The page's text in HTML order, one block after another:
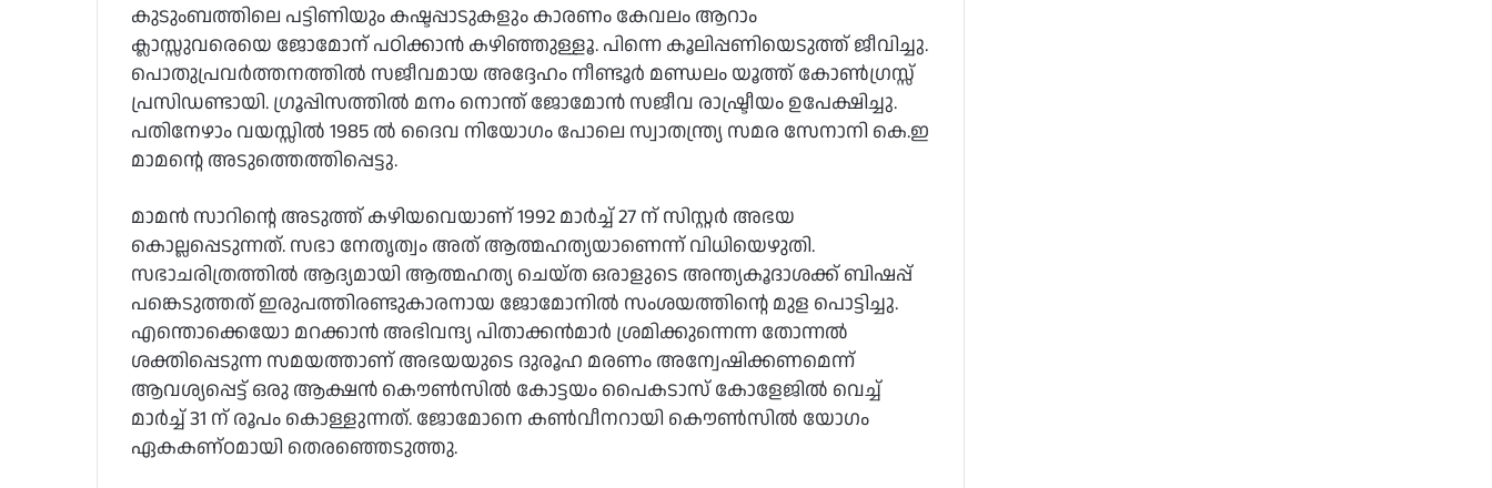
കുടുംബത്തിലെ പട്ടിണിയും കഷ്ടപ്പാടുകളും കാരണം കേവലം ആറാം
ക്ലാസ്സുവരെയെ ജോമോന് പഠിക്കാന്‍ കഴിഞ്ഞുള്ളൂ. പിന്നെ കൂലിപ്പണിയെടുത്ത് ജീവിച്ചു.
പൊതുപ്രവര്‍ത്തനത്തില്‍ സജീവമായ അദ്ദേഹം നീണ്ടൂര്‍ മണ്ഡലം യൂത്ത് കോണ്‍ഗ്രസ്സ്
പ്രസിഡണ്ടായി. ഗ്രൂപ്പിസത്തില്‍ മനം നൊന്ത് ജോമോന്‍ സജീവ രാഷ്ട്രീയം ഉപേക്ഷിച്ചു.
പതിനേഴാം വയസ്സില്‍ 1985 ല്‍ ദൈവ നിയോഗം പോലെ സ്വാതന്ത്ര്യ സമര സേനാനി കെ.ഇ
മാമന്റെ അടുത്തെത്തിപ്പെട്ടു.
മാമന്‍ സാറിന്റെ അടുത്ത് കഴിയവെയാണ് 1992 മാര്‍ച്ച് 27 ന് സിസ്റ്റര്‍ അഭയ
കൊല്ലപ്പെടുന്നത്. സഭാ നേതൃത്വം അത് ആത്മഹത്യയാണെന്ന് വിധിയെഴുതി.
സഭാചരിത്രത്തില്‍ ആദ്യമായി ആത്മഹത്യ ചെയ്ത ഒരാളുടെ അന്ത്യകൂദാശക്ക് ബിഷപ്പ്
പങ്കെടുത്തത് ഇരുപത്തിരണ്ടുകാരനായ ജോമോനില്‍ സംശയത്തിന്റെ മുള പൊട്ടിച്ചു.
എന്തൊക്കെയോ മറക്കാന്‍ അഭിവന്ദ്യ പിതാക്കന്‍മാര്‍ ശ്രമിക്കുന്നെന്ന തോന്നല്‍
ശക്തിപ്പെടുന്ന സമയത്താണ് അഭയയുടെ ദുരൂഹ മരണം അന്വേഷിക്കണമെന്ന്
ആവശ്യപ്പെട്ട് ഒരു ആക്ഷന്‍ കൌണ്‍സില്‍ കോട്ടയം പൈകടാസ് കോളേജില്‍ വെച്ച്
മാര്‍ച്ച് 31 ന് രൂപം കൊള്ളുന്നത്. ജോമോനെ കണ്‍വീനറായി കൌണ്‍സില്‍ യോഗം
ഏകകണ്ഠമായി തെരഞ്ഞെടുത്തു.